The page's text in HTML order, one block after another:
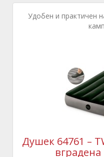
Удобен и практичен
Душек 64761 –